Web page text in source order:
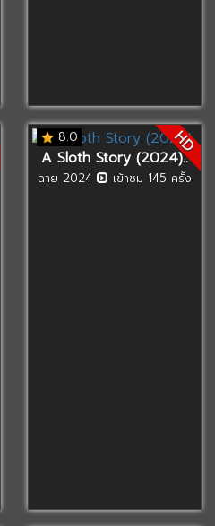
8.0 HD
A Sloth Story (2024)..
ฉาย 2024 เข้าชม 145 ครั้ง